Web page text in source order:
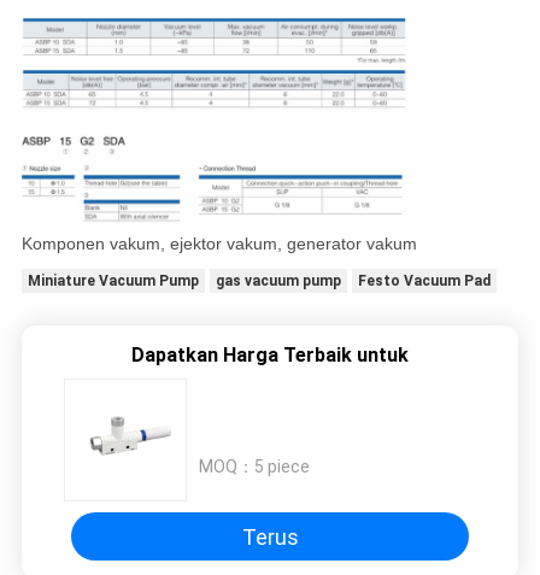
Komponen vakum, ejektor vakum, generator vakum
Miniature Vacuum Pump gas vacuum pump Festo Vacuum Pad
Dapatkan Harga Terbaik untuk
MOQ： 5 piece
Terus